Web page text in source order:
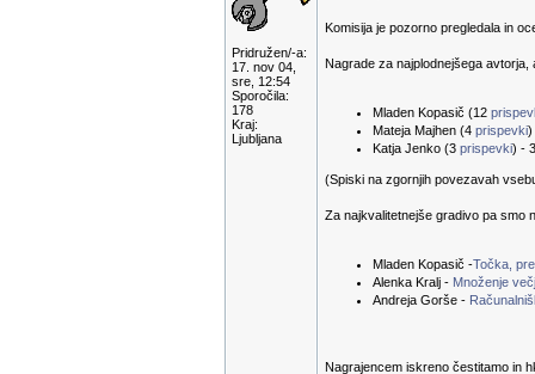
Pridružen/-a:
17. nov 04,
sre, 12:54
Sporočila:
178
Kraj:
Ljubljana
Komisija je pozorno pregledala in
Nagrade za najplodnejšega avtorja,
Mladen Kopasič (12
Mateja Majhen (4 prispevki)
Katja Jenko (3 prispevki) -
(Spiski na zgornjih povezavah
Za najkvalitetnejše gradivo pa smo
Mladen Kopasič -Točka,
Alenka Kralj - Množenje
Andreja Gorše -
Nagrajencem iskreno čestitamo in